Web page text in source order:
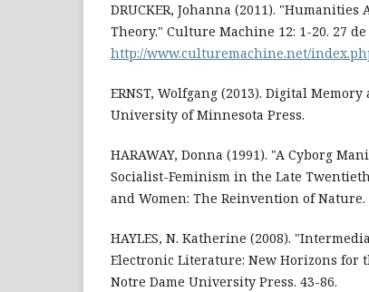
DRUCKER, Johanna (2011).
Theory." Culture Machine 12: 1-20. 27
http://www.culturemachine.net/
ERNST, Wolfgang (2013). Digital
University of Minnesota Press.
HARAWAY, Donna (1991). "A Cyborg
Socialist-Feminism in the Late
and Women: The Reinvention of Nature.
HAYLES, N. Katherine (2008).
Electronic Literature: New Horizons for
Notre Dame University Press. 43-86.